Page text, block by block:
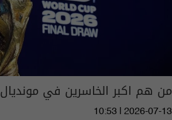
من هم اكبر الخاسرين في مونديال 2026
10:53 | 2026-07-13